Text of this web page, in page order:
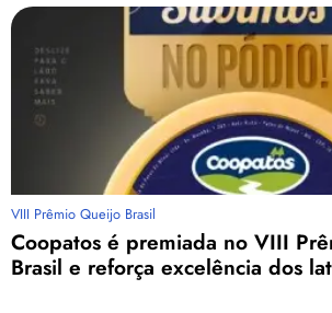
VIII Prêmio Queijo Brasil
Coopatos é premiada no VIII
Brasil e reforça excelência dos